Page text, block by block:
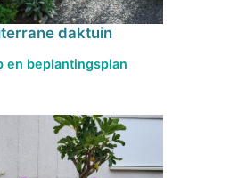
daktuin
en beplantingsplan